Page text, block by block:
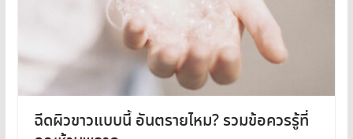
ฉีดผิวขาวแบบนี้ อันตรายไหม? รวมข้อควรรู้ที่